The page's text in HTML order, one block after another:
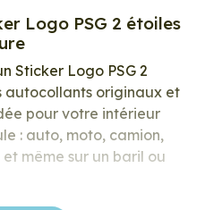
Logo PSG 2 étoiles
Sticker Logo PSG 2
autocollants originaux et
pour votre intérieur
: auto, moto, camion,
même sur un baril ou